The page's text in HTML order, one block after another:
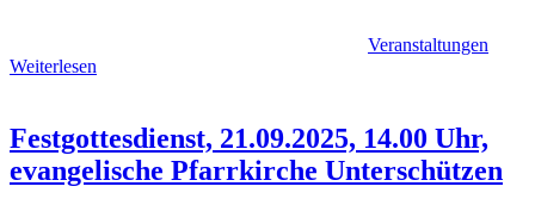
Veranstaltungen
Weiterlesen
Festgottesdienst, 21.09.2025, 14.00 Uhr,
evangelische Pfarrkirche Unterschützen